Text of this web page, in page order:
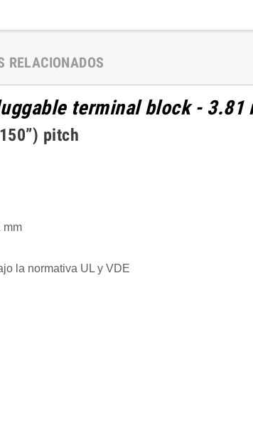
RELACIONADOS
terminal block - 3.81
pitch
mm
la normativa UL y VDE